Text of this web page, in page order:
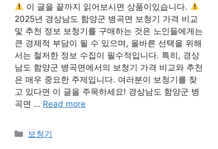
이 글을 끝까지 읽어보시면 상품이있습니다.
2025년 경상남도 함양군 병곡면 보청기 가격 비교
및 추천 정보 보청기를 구매하는 것은 노인들에게는
큰 경제적 부담이 될 수 있으며, 올바른 선택을 위해
서는 철저한 정보 수집이 필수적입니다. 특히, 경상
남도 함양군 병곡면에서의 보청기 가격 비교와 추천
은 매우 중요한 주제입니다. 여러분이 보청기를 찾
고 있다면 이 글을 주목하세요! 경상남도 함양군 병
곡면 … Read more
카
보청기